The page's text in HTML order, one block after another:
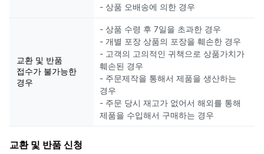
- 상품 오배송에 의한 경우
교환 및 반품
접수가 불가능한
경우
- 상품 수령 후 7일을 초과한 경우
- 개별 포장 상품의 포장을 훼손한 경우
- 고객의 고의적인 귀책으로 상품가치가
훼손된 경우
- 주문제작을 통해서 제품을 생산하는
경우
- 주문 당시 재고가 없어서 해외를 통해
제품을 수입해서 구매하는 경우
교환 및 반품 신청